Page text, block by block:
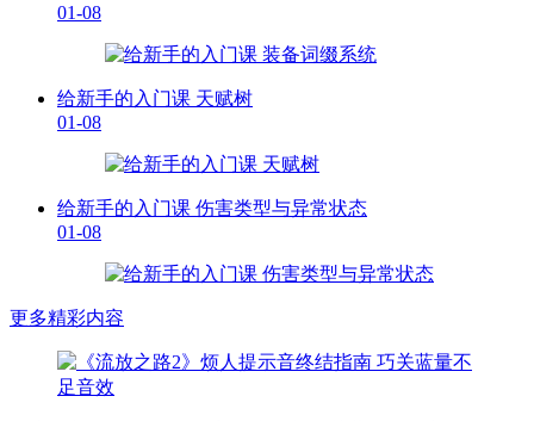
01-08
给新手的入门课 天赋树
01-08
给新手的入门课 伤害类型与异常状态
01-08
更多精彩内容